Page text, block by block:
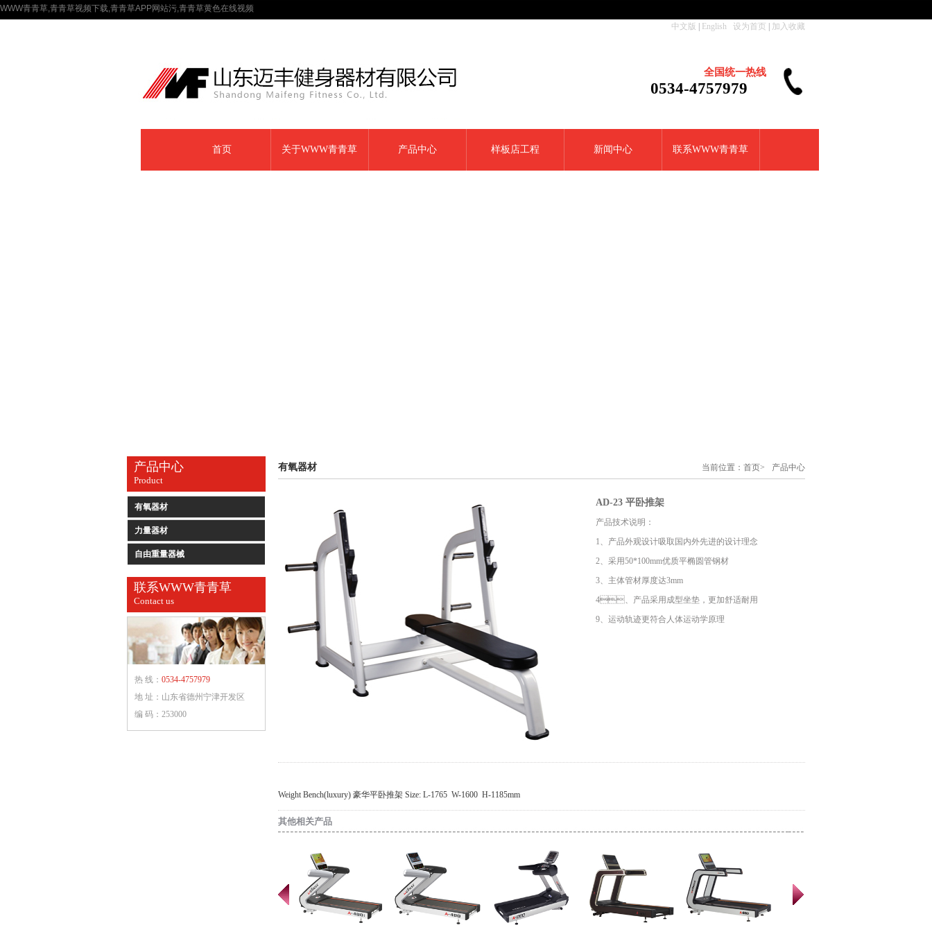
WWW青青草,青青草视频下载,青青草APP网站污,青青草黄色在线视频
设为首页
加入收藏
中文版 English
全国统一热线
0534-4757979
首页 关于WWW青青草 产品中心 样板店工程 新闻中心 联系WWW青青草
产品中心
Product
有氧器材
力量器材
自由重量器械
联系WWW青青草
Contact us
热 线： 0534-4757979
地 址：山东省德州宁津开发区
编 码：253000
产品中心
当前位置： 首页>
有氧器材
AD-23 平卧推架
产品技术说明：
1、产品外观设计吸取国内外先进的设计理念
2、采用50*100mm优质平椭圆管钢材
3、主体管材厚度达3mm
4、产品采用成型坐垫，更加舒适耐用
9、运动轨迹更符合人体运动学原理
Weight Bench(luxury) 豪华平卧推架 Size: L-1765 W-1600 H-1185mm
其他相关产品